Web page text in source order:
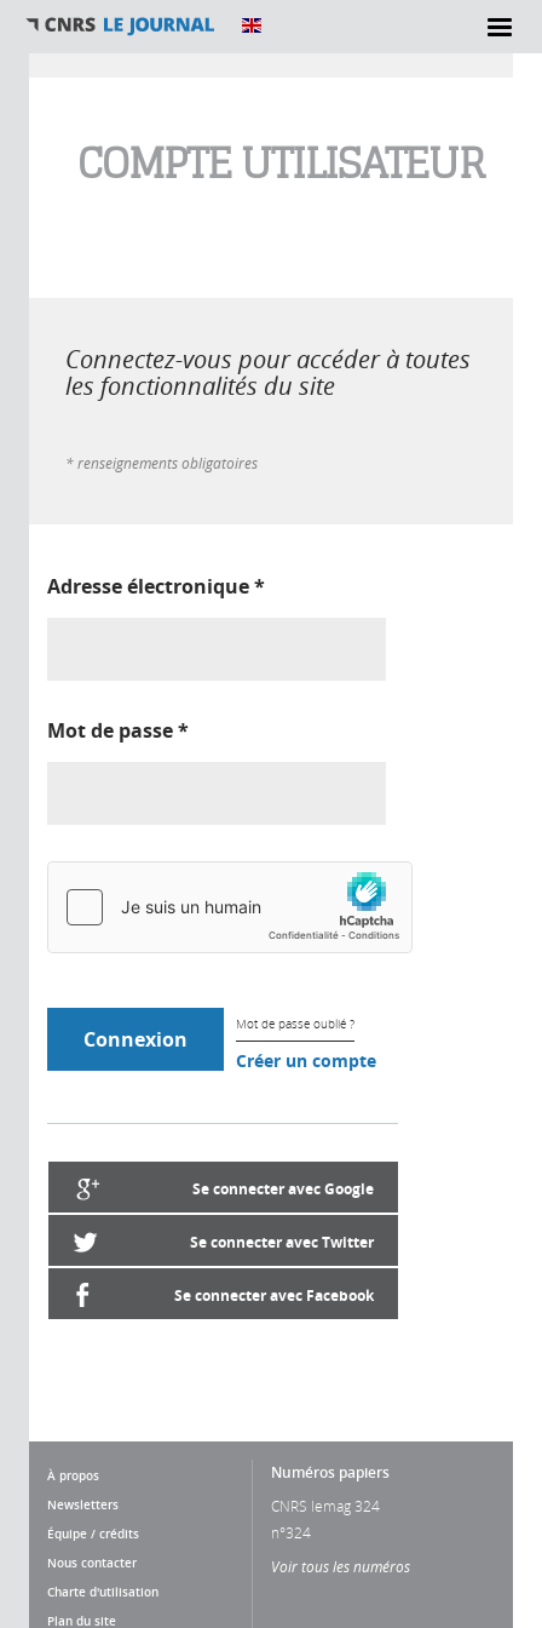
COMPTE UTILISATEUR
Connectez-vous pour accéder à toutes
les fonctionnalités du site
* renseignements obligatoires
Adresse électronique*
Mot de passe*
Mot de passe oublié ?
Créer un compte
Se connecter avec Google
Se connecter avec Twitter
Se connecter avec Facebook
À propos
Newsletters
Équipe / crédits
Nous contacter
Charte d'utilisation
Plan du site
Numéros papiers
CNRS lemag 324
n°324
Voir tous les numéros